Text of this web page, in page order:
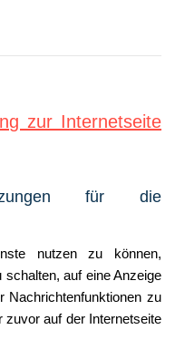
zur Internetseite
für die
nutzen zu können,
auf eine Anzeige
Nachrichtenfunktionen zu
auf der Internetseite